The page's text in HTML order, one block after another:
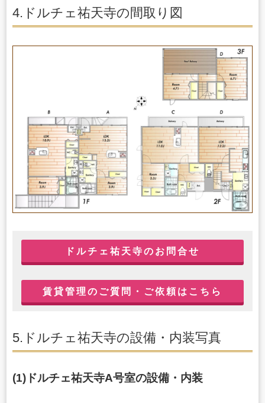
4.ドルチェ祐天寺の間取り図
ドルチェ祐天寺のお問合せ
賃貸管理のご質問・ご依頼はこちら
5.ドルチェ祐天寺の設備・内装写真
(1)ドルチェ祐天寺A号室の設備・内装